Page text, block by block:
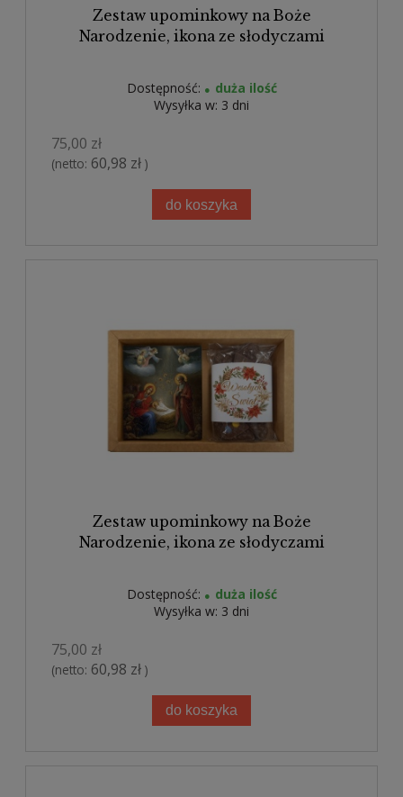
Zestaw upominkowy na Boże
Narodzenie, ikona ze słodyczami
Dostępność:
duża ilość
Wysyłka w: 3 dni
75,00 zł
(netto: 60,98 zł )
do koszyka
Zestaw upominkowy na Boże
Narodzenie, ikona ze słodyczami
Dostępność:
duża ilość
Wysyłka w: 3 dni
75,00 zł
(netto: 60,98 zł )
do koszyka